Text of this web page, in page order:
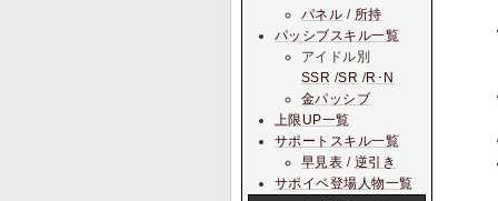
パネル / 所持
パッシブスキル一覧
アイドル別
SSR /SR /R･N
金パッシブ
上限UP一覧
サポートスキル一覧
早見表 / 逆引き
サポイベ登場人物一覧